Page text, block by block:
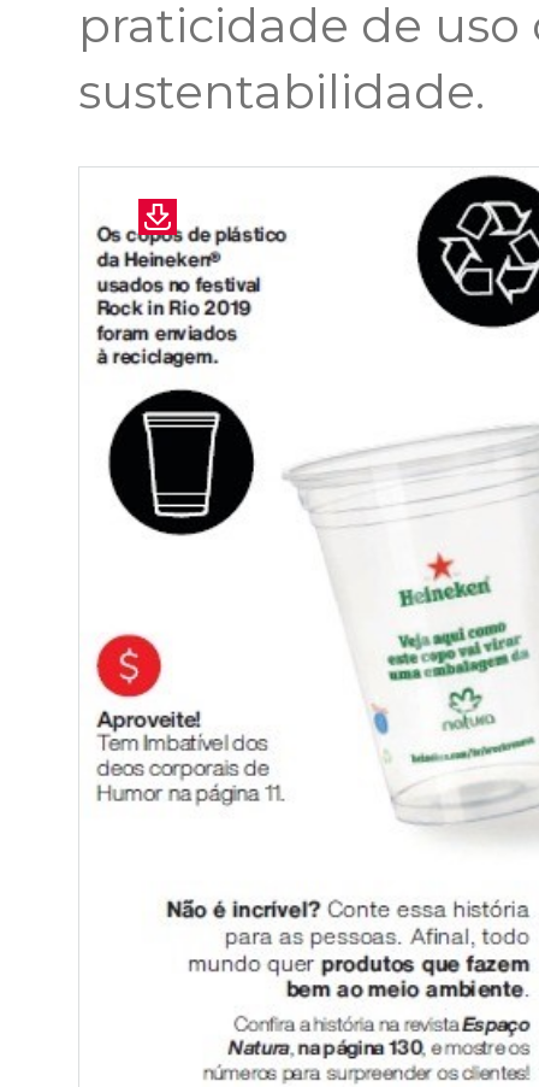
praticidade de uso
sustentabilidade.